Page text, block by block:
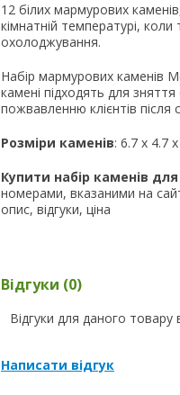
12 білих мармурових
кімнатній температурі,
охолоджування.
Набір мармурових каменів
камені підходять для
пожвавленню клієнтів
Розміри каменів: 6.7 х 4.7
Купити набір каменів
номерами, вказаними на
опис, відгуки, ціна
Відгуки (0)
Відгуки для даного товару
Написати відгук